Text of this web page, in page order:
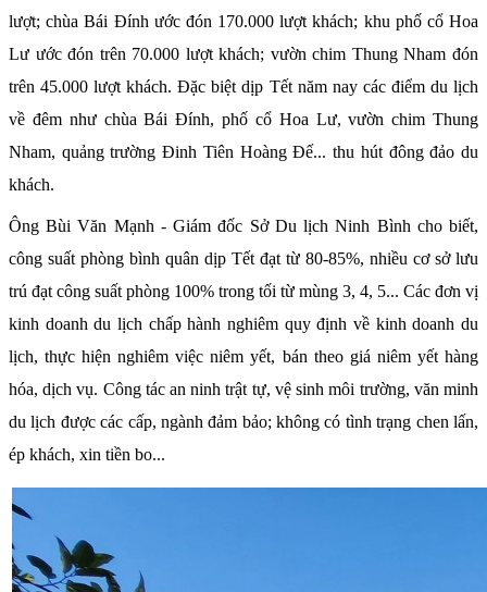
lượt; chùa Bái Đính ước đón 170.000 lượt khách; khu phố cổ Hoa
Lư ước đón trên 70.000 lượt khách; vườn chim Thung Nham đón
trên 45.000 lượt khách. Đặc biệt dịp Tết năm nay các điểm du lịch
về đêm như chùa Bái Đính, phố cổ Hoa Lư, vườn chim Thung
Nham, quảng trường Đinh Tiên Hoàng Đế... thu hút đông đảo du
khách.
Ông Bùi Văn Mạnh - Giám đốc Sở Du lịch Ninh Bình cho biết,
công suất phòng bình quân dịp Tết đạt từ 80-85%, nhiều cơ sở lưu
trú đạt công suất phòng 100% trong tối từ mùng 3, 4, 5... Các đơn vị
kinh doanh du lịch chấp hành nghiêm quy định về kinh doanh du
lịch, thực hiện nghiêm việc niêm yết, bán theo giá niêm yết hàng
hóa, dịch vụ. Công tác an ninh trật tự, vệ sinh môi trường, văn minh
du lịch được các cấp, ngành đảm bảo; không có tình trạng chen lấn,
ép khách, xin tiền bo...